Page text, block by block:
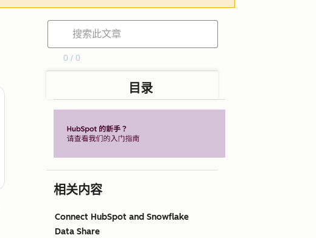
0 / 0
目录
相关内容
Connect HubSpot and Snowflake
Data Share